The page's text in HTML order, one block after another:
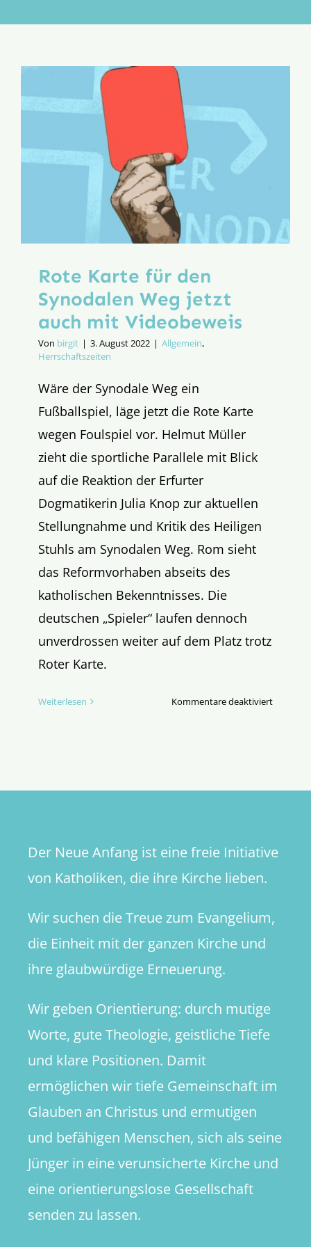
Aktion
Rote Karte für den
Synodalen Weg jetzt
auch mit Videobeweis
Von birgit | 3. August 2022 | Allgemein,
Herrschaftszeiten
Wäre der Synodale Weg ein
Fußballspiel, läge jetzt die Rote Karte
wegen Foulspiel vor. Helmut Müller
zieht die sportliche Parallele mit Blick
auf die Reaktion der Erfurter
Dogmatikerin Julia Knop zur aktuellen
Stellungnahme und Kritik des Heiligen
Stuhls am Synodalen Weg. Rom sieht
das Reformvorhaben abseits des
katholischen Bekenntnisses. Die
deutschen „Spieler“ laufen dennoch
unverdrossen weiter auf dem Platz trotz
Roter Karte.
Weiterlesen Kommentare deaktiviertfür
mit
Der Neue Anfang ist eine freie Initiative
von Katholiken, die ihre Kirche lieben.
Wir suchen die Treue zum Evangelium,
die Einheit mit der ganzen Kirche und
ihre glaubwürdige Erneuerung.
Wir geben Orientierung: durch mutige
Worte, gute Theologie, geistliche Tiefe
und klare Positionen. Damit
ermöglichen wir tiefe Gemeinschaft im
Glauben an Christus und ermutigen
und befähigen Menschen, sich als seine
Jünger in eine verunsicherte Kirche und
eine orientierungslose Gesellschaft
senden zu lassen.